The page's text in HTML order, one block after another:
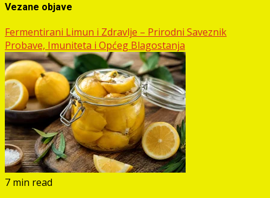
Vezane objave
Fermentirani Limun i Zdravlje – Prirodni Saveznik
Probave, Imuniteta i Općeg Blagostanja
7 min read